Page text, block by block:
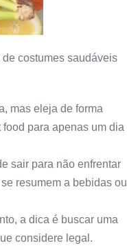
costumes saudáveis
mas eleja de forma
para apenas um dia
sair para não enfrentar
resumem a bebidas ou
a dica é buscar uma
considere legal.